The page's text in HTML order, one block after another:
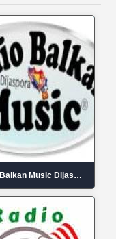
Radio Balkan Music Dijaspora